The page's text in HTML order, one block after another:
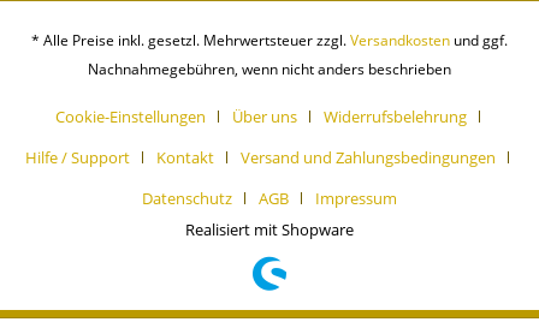
* Alle Preise inkl. gesetzl. Mehrwertsteuer zzgl.Versandkosten und ggf.
Nachnahmegebühren, wenn nicht anders beschrieben
Cookie-Einstellungen Über uns
Widerrufsbelehrung
Hilfe / Support
Kontakt
Versand und Zahlungsbedingungen
Datenschutz
AGB
Impressum
Realisiert mit Shopware